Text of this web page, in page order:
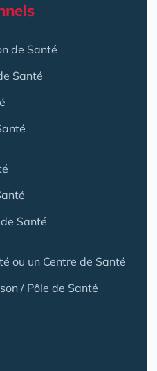
de Santé
Santé
Santé
ou un Centre de Santé
/ Pôle de Santé